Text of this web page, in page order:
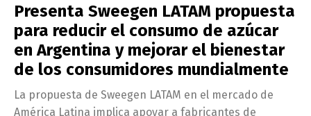
Presenta Sweegen LATAM propuesta
para reducir el consumo de azúcar
en Argentina y mejorar el bienestar
de los consumidores mundialmente
La propuesta de Sweegen LATAM en el mercado de
América Latina implica apoyar a fabricantes de